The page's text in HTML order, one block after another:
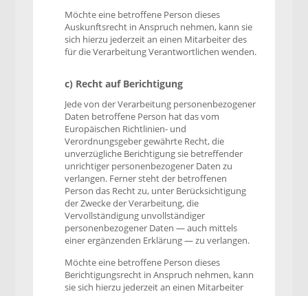
Möchte eine betroffene Person dieses
Auskunftsrecht in Anspruch nehmen, kann sie
sich hierzu jederzeit an einen Mitarbeiter des
für die Verarbeitung Verantwortlichen wenden.
c) Recht auf Berichtigung
Jede von der Verarbeitung personenbezogener
Daten betroffene Person hat das vom
Europäischen Richtlinien- und
Verordnungsgeber gewährte Recht, die
unverzügliche Berichtigung sie betreffender
unrichtiger personenbezogener Daten zu
verlangen. Ferner steht der betroffenen
Person das Recht zu, unter Berücksichtigung
der Zwecke der Verarbeitung, die
Vervollständigung unvollständiger
personenbezogener Daten — auch mittels
einer ergänzenden Erklärung — zu verlangen.
Möchte eine betroffene Person dieses
Berichtigungsrecht in Anspruch nehmen, kann
sie sich hierzu jederzeit an einen Mitarbeiter